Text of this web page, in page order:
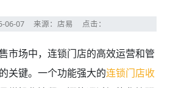
06-07 来源：店易 点击：
市场中，连锁门店的高效运营和管
关键。一个功能强大的连锁门店收